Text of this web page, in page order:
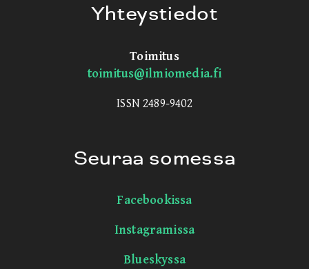
Yhteystiedot
Toimitus
toimitus@ilmiomedia.fi
ISSN 2489-9402
Seuraa somessa
Facebookissa
Instagramissa
Blueskyssa